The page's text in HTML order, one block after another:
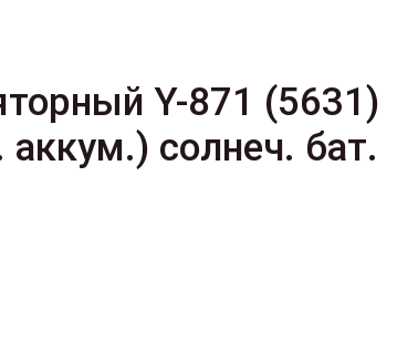
Y-871 (5631)
солнеч. бат.